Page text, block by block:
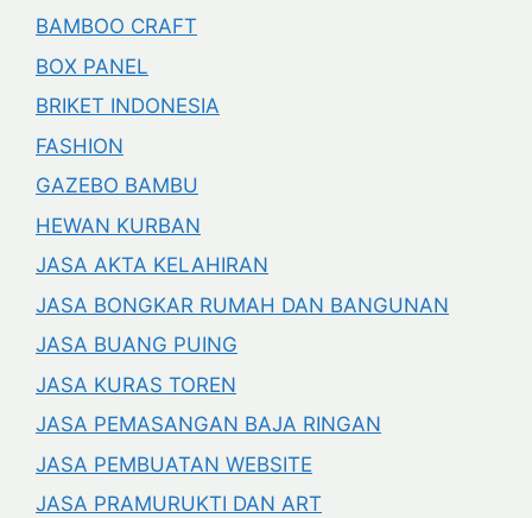
BAMBOO CRAFT
BOX PANEL
BRIKET INDONESIA
FASHION
GAZEBO BAMBU
HEWAN KURBAN
JASA AKTA KELAHIRAN
JASA BONGKAR RUMAH DAN BANGUNAN
JASA BUANG PUING
JASA KURAS TOREN
JASA PEMASANGAN BAJA RINGAN
JASA PEMBUATAN WEBSITE
JASA PRAMURUKTI DAN ART